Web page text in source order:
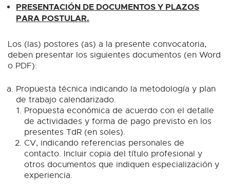
PRESENTACIÓN DE DOCUMENTOS Y PLAZOS
PARA POSTULAR.
Los (las) postores (as) a la presente convocatoria,
deben presentar los siguientes documentos (en Word
o PDF):
Propuesta técnica indicando la metodología y plan
de trabajo calendarizado.
Propuesta económica de acuerdo con el detalle
de actividades y forma de pago previsto en los
presentes TdR (en soles).
CV, indicando referencias personales de
contacto. Incluir copia del título profesional y
otros documentos que indiquen especialización y
experiencia.